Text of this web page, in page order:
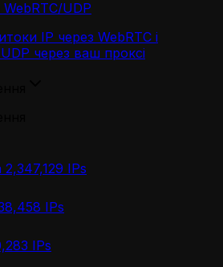
WebRTC/UDP
IP через WebRTC і
UDP через ваш проксі
2,347,129 IPs
IPs
IPs